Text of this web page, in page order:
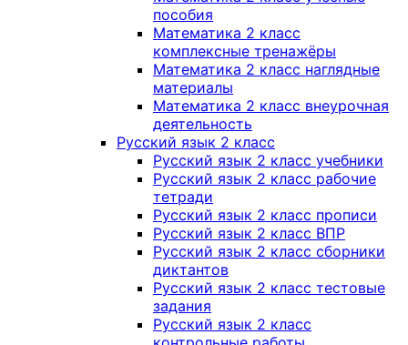
пособия
Математика 2 класс
комплексные тренажёры
Математика 2 класс наглядные
материалы
Математика 2 класс внеурочная
деятельность
Русский язык 2 класс
Русский язык 2 класс учебники
Русский язык 2 класс рабочие
тетради
Русский язык 2 класс прописи
Русский язык 2 класс ВПР
Русский язык 2 класс сборники
диктантов
Русский язык 2 класс тестовые
задания
Русский язык 2 класс